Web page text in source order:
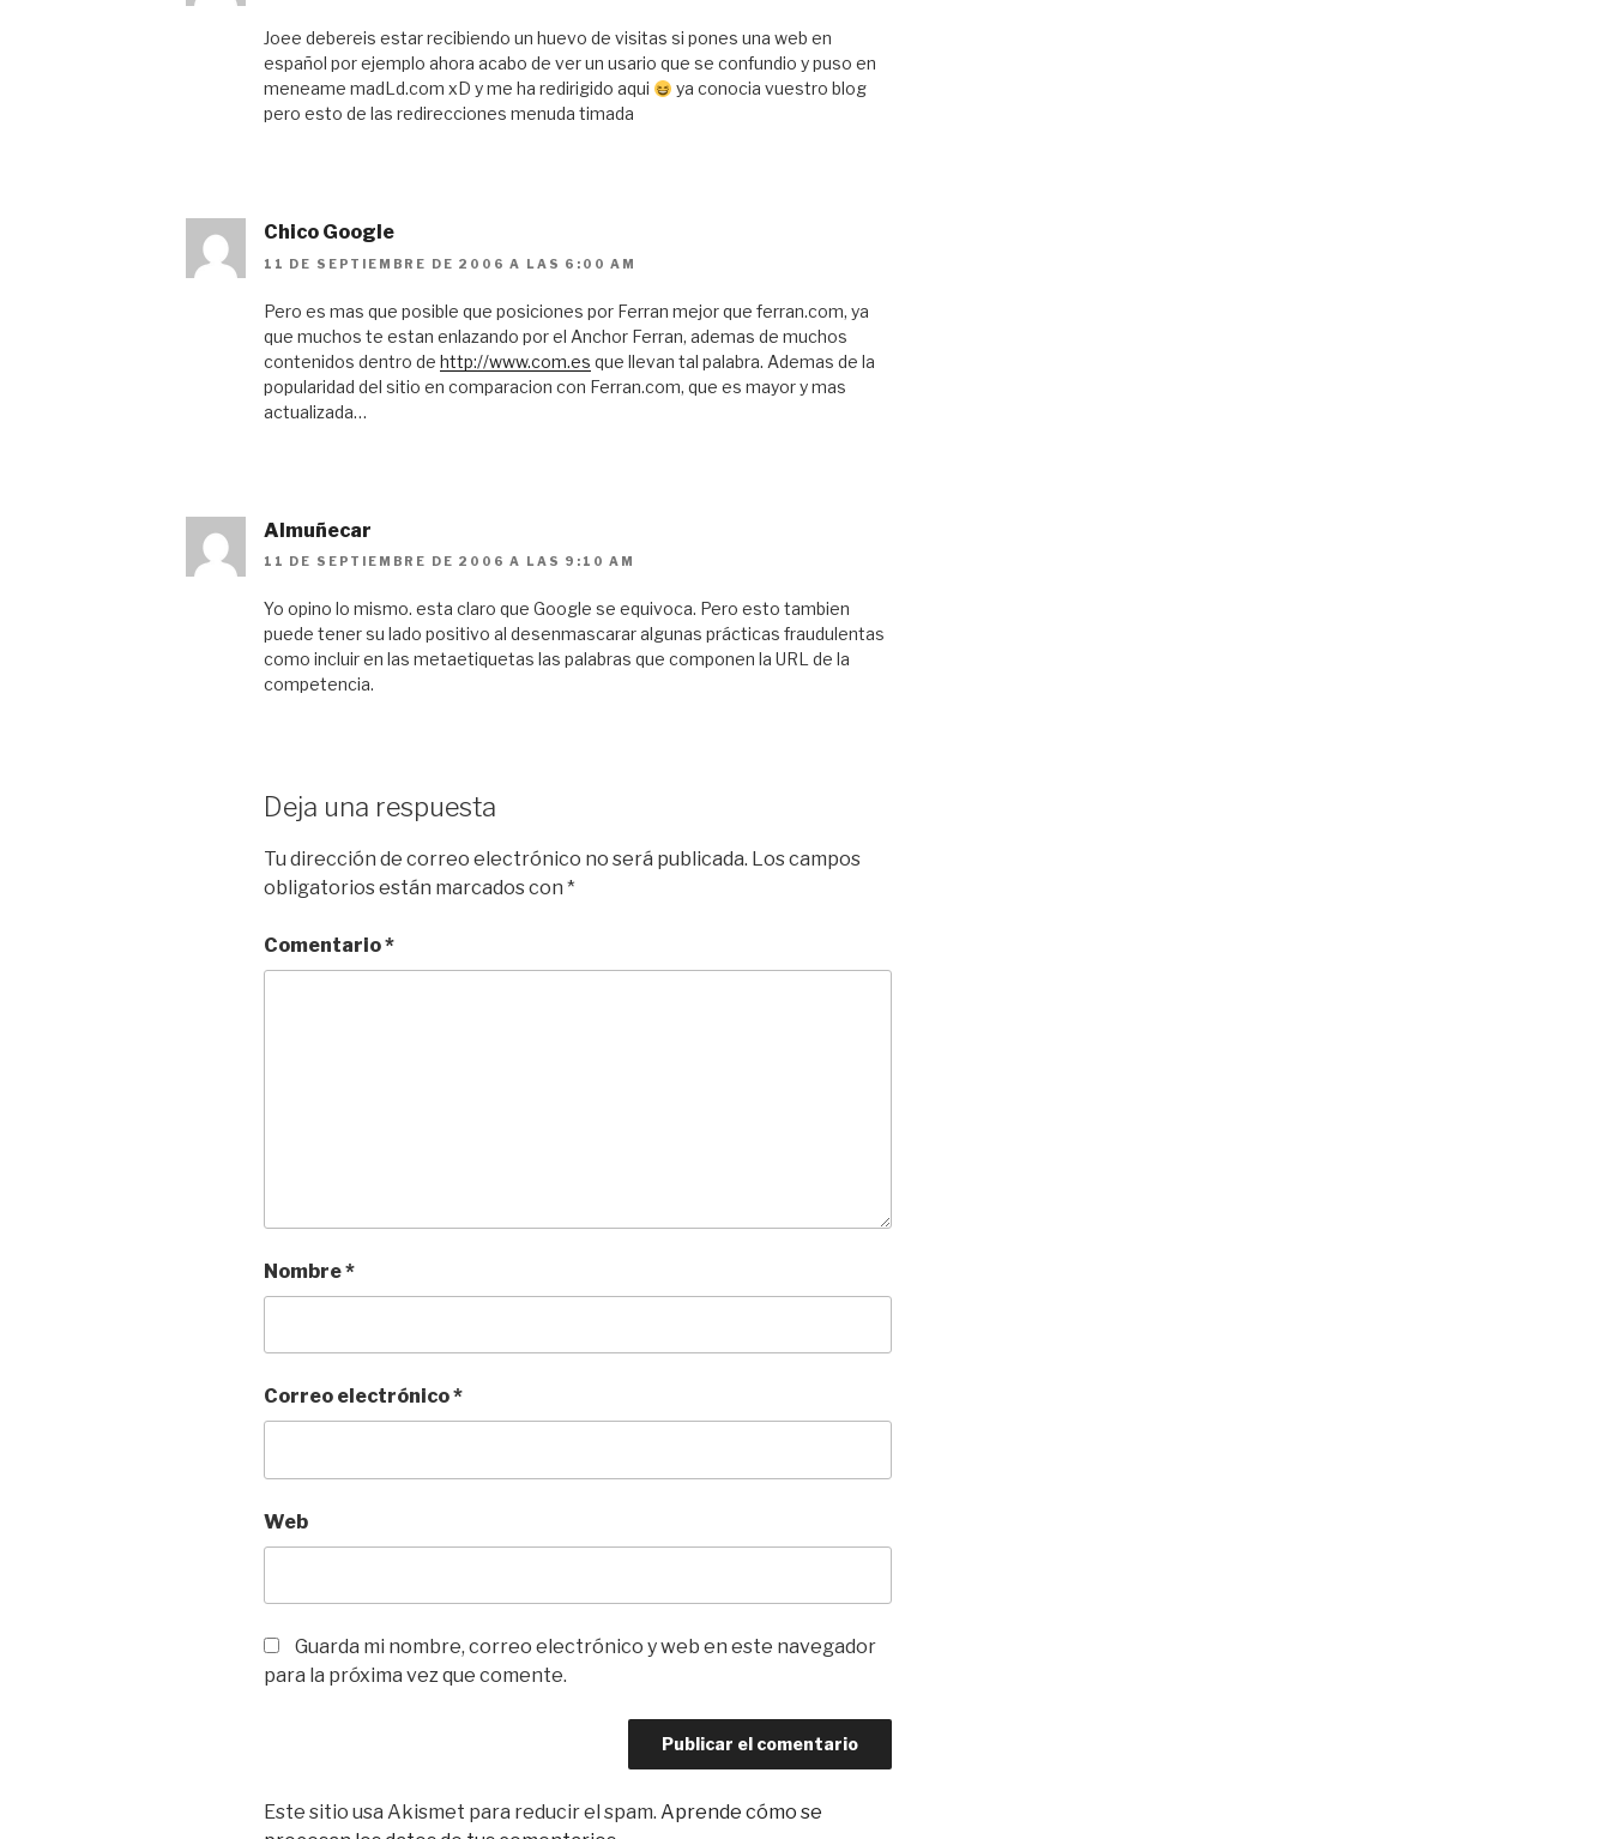
Joee debereis estar recibiendo un huevo de visitas si pones una web en
español por ejemplo ahora acabo de ver un usario que se confundio y puso en
meneame madLd.com xD y me ha redirigido aqui
ya conocia vuestro blog
pero esto de las redirecciones menuda timada
Chico Google
11 DE SEPTIEMBRE DE 2006 A LAS 6:00 AM
Pero es mas que posible que posiciones por Ferran mejor que ferran.com, ya
que muchos te estan enlazando por el Anchor Ferran, ademas de muchos
contenidos dentro de http://www.com.es que llevan tal palabra. Ademas de la
popularidad del sitio en comparacion con Ferran.com, que es mayor y mas
actualizada…
Almuñecar
11 DE SEPTIEMBRE DE 2006 A LAS 9:10 AM
Yo opino lo mismo. esta claro que Google se equivoca. Pero esto tambien
puede tener su lado positivo al desenmascarar algunas prácticas fraudulentas
como incluir en las metaetiquetas las palabras que componen la URL de la
competencia.
Deja una respuesta
Tu dirección de correo electrónico no será publicada. Los campos
obligatorios están marcados con *
Comentario*
Nombre*
Correo electrónico*
Web
Guarda mi nombre, correo electrónico y web en este navegador
para la próxima vez que comente.
Este sitio usa Akismet para reducir el spam. Aprende cómo se